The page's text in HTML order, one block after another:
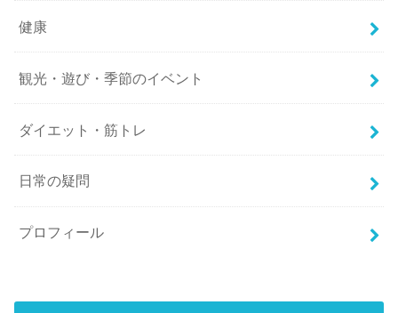
健康
観光・遊び・季節のイベント
ダイエット・筋トレ
日常の疑問
プロフィール